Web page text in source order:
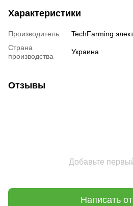
Характеристики
Производитель
TechFarming
Страна
производства
Украина
Отзывы
Добавьте
Написать